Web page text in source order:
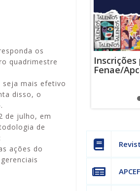
os
quadrimestre
seja mais efetivo
disso, o
de julho, em
de
ações do
usam
e e-mail para
mensagens
judiciais
Fenae/